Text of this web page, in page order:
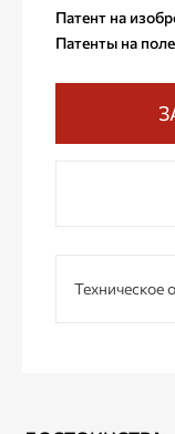
Патент на
Патенты на
Техническое